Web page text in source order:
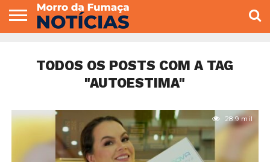
VEREADORES
TODOS OS POSTS COM A TAG
"AUTOESTIMA"
28.9 mil